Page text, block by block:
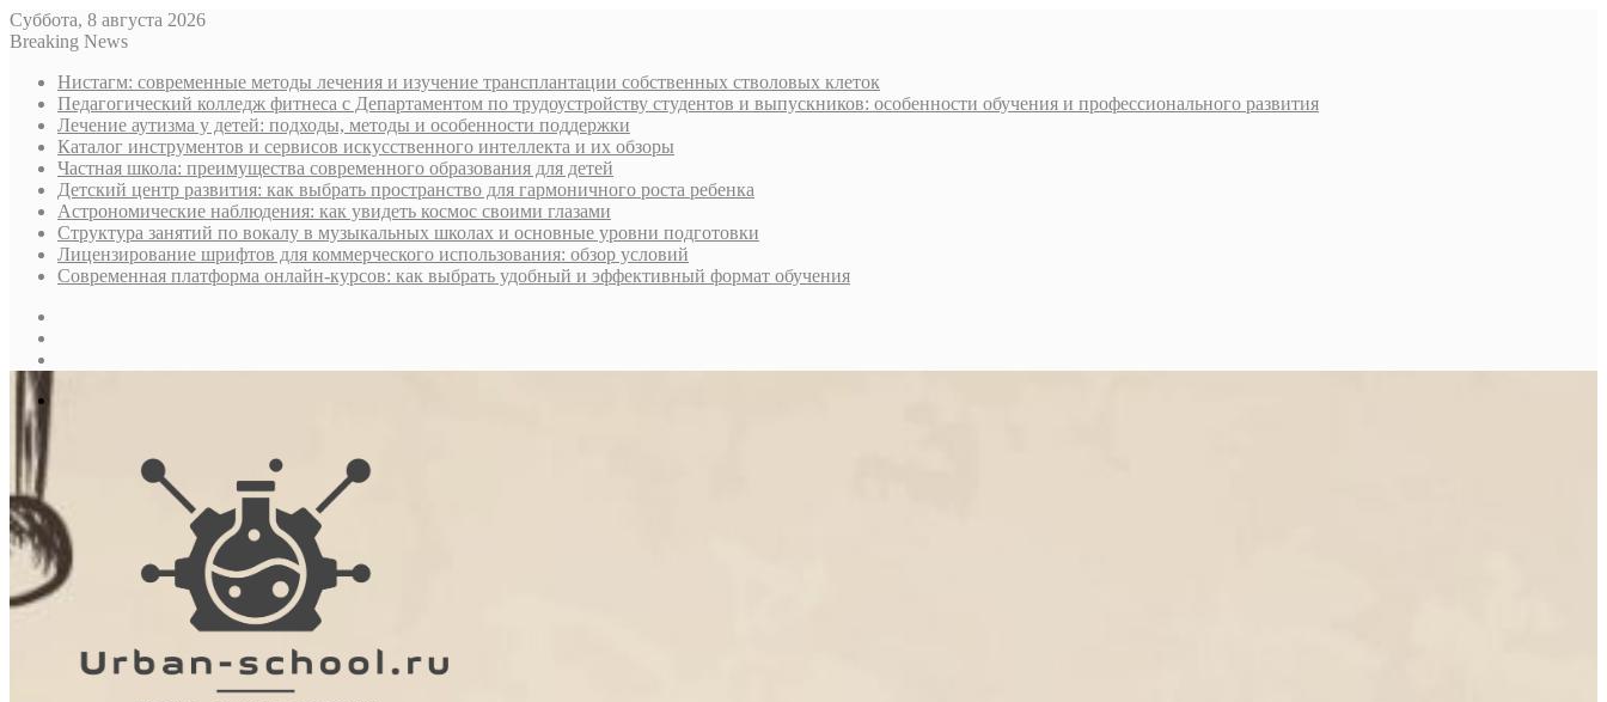
Суббота, 8 августа 2026
Breaking News
Нистагм: современные методы лечения и изучение трансплантации собственных стволовых клеток
Педагогический колледж фитнеса с Департаментом по трудоустройству студентов и выпускников: особенности обучения и профессионального развития
Лечение аутизма у детей: подходы, методы и особенности поддержки
Каталог инструментов и сервисов искусственного интеллекта и их обзоры
Частная школа: преимущества современного образования для детей
Детский центр развития: как выбрать пространство для гармоничного роста ребенка
Астрономические наблюдения: как увидеть космос своими глазами
Структура занятий по вокалу в музыкальных школах и основные уровни подготовки
Лицензирование шрифтов для коммерческого использования: обзор условий
Современная платформа онлайн-курсов: как выбрать удобный и эффективный формат обучения